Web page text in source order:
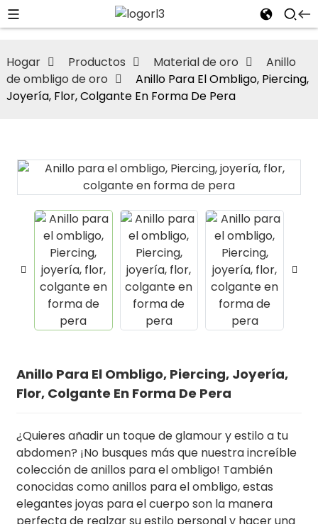
Hogar Productos Material de oro
Anillo
de ombligo de oro
Anillo Para El Ombligo, Piercing,
Joyería, Flor, Colgante En Forma De Pera
Anillo Para El Ombligo, Piercing, Joyería,
Flor, Colgante En Forma De Pera
¿Quieres añadir un toque de glamour y estilo a tu
abdomen? ¡No busques más que nuestra increíble
colección de anillos para el ombligo! También
conocidas como anillos para el ombligo, estas
elegantes joyas para el cuerpo son la manera